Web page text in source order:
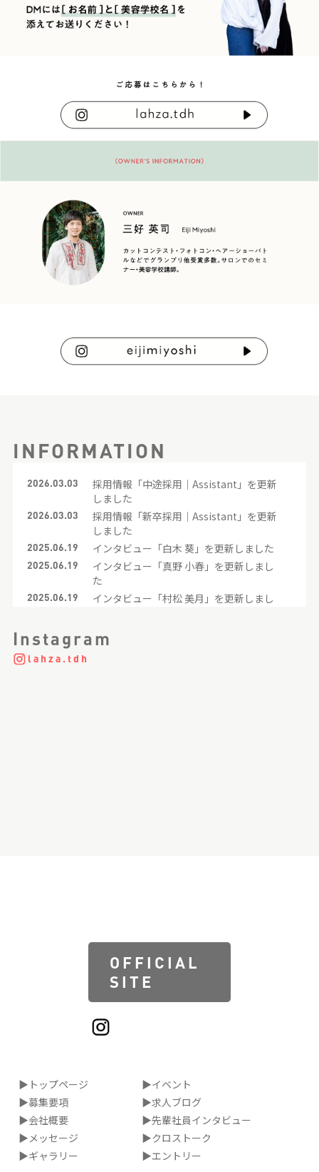
INFORMATION
2026.03.03
採用情報「中途採用｜Assistant」を更新
しました
2026.03.03
採用情報「新卒採用｜Assistant」を更新
しました
2025.06.19 インタビュー「白木 葵」を更新しました
2025.06.19
インタビュー「真野 小春」を更新しまし
た
2025.06.19
インタビュー「村松 美月」を更新しまし
た
2025.06.19
Instagram
lahza.tdh
OFFICIAL
SITE
▶トップページ
▶募集要項
▶会社概要
▶メッセージ
▶ギャラリー
▶イベント
▶求人ブログ
▶先輩社員インタビュー
▶クロストーク
▶エントリー